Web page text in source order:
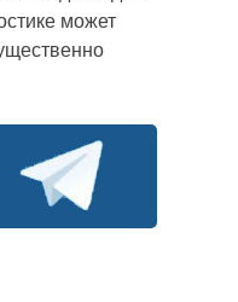
может